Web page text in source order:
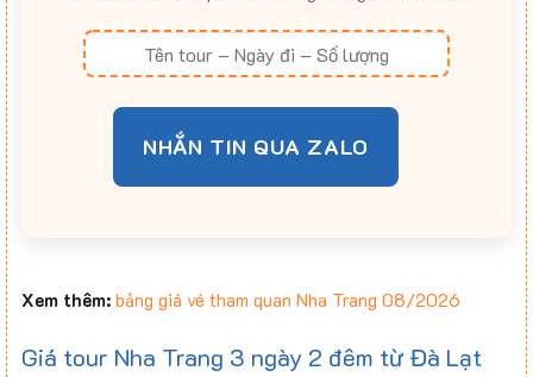
NHẮN TIN QUA ZALO
Xem thêm: bảng giá vé tham quan Nha Trang 08/2026
Giá tour Nha Trang 3 ngày 2 đêm từ Đà Lạt